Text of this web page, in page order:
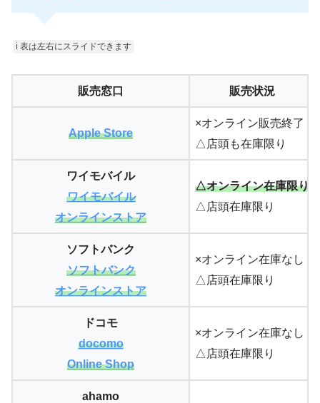
ℹ︎ 表は左右にスライドできます
販売窓口 販売状況
Apple Store
×オンライン販売終了
△店頭も在庫限り
ワイモバイル
ワイモバイル
オンラインストア
△オンライン在庫限り
△店頭在庫限り
ソフトバンク
ソフトバンク
オンラインストア
×オンライン在庫なし
△店頭在庫限り
ドコモ
docomo
Online Shop
×オンライン在庫なし
△店頭在庫限り
ahamo